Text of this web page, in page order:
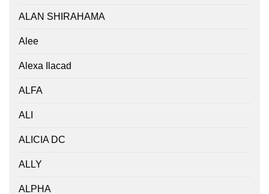
ALAN SHIRAHAMA
Alee
Alexa Ilacad
ALFA
ALI
ALICIA DC
ALLY
ALPHA